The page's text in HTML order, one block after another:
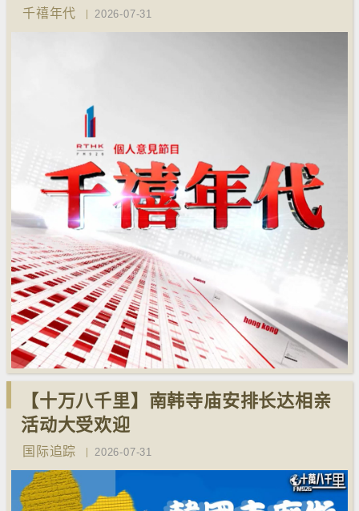
千禧年代 2026-07-31
【十万八千里】南韩寺庙安排长达相亲
活动大受欢迎
国际追踪 2026-07-31